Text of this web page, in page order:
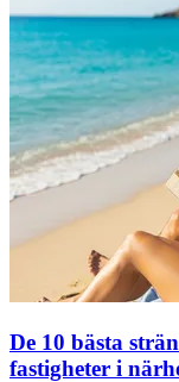
De 10 bästa
fastigheter i